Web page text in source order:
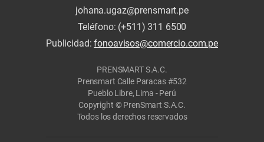
johana.ugaz@prensmart.pe
Teléfono: (+511) 311 6500
Publicidad:fonoavisos@comercio.com.pe
PRENSMART S.A.C.
Prensmart Calle Paracas #532
Pueblo Libre, Lima - Perú
Copyright © PrenSmart S.A.C.
Todos los derechos reservados